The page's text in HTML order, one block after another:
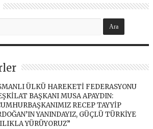
ÜLKÜ HAREKETİ FEDERASYONU
BAŞKANI MUSA APAYDIN:
RECEP TAYYİP
YANINDAYIZ, GÜÇLÜ TÜRKİYE
YÜRÜYORUZ”